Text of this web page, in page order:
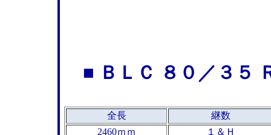
■ ＢＬＣ ８０／３
全長
継数
2460ｍｍ
１＆Ｈ